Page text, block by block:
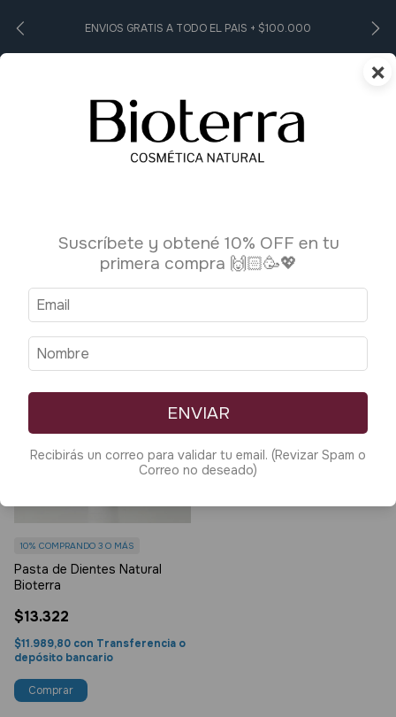
ENVIOS GRATIS A TODO EL PAIS + $100.000
0
Pasta dental
Ordenar por:
Pasta de Dientes Natural
Bioterra
$13.322
10% COMPRANDO 3 O MÁS
$11.989,80 con Transferencia o
depósito bancario
×
Suscríbete y obtené 10% OFF en tu
primera compra 🙌🏻🥳💖
ENVIAR
Recibirás un correo para validar tu email. (Revizar Spam o
Correo no deseado)